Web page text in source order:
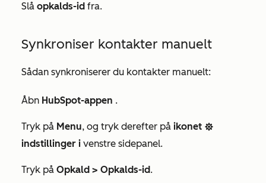
Slå opkalds-id fra.
Synkroniser kontakter manuelt
Sådan synkroniserer du kontakter manuelt:
Åbn HubSpot-appen .
Tryk på Menu, og tryk derefter på ikonet settings
indstillinger i venstre sidepanel.
Tryk på Opkald > Opkalds-id.